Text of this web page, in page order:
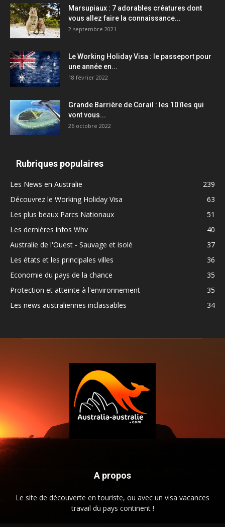
Marsupiaux : 7 adorables créatures dont
vous allez faire la connaissance...
2 septembre 2021
Le Working Holiday Visa : le passeport pour
une année en...
18 février 2022
Grande Barrière de Corail : les 10 îles qui
vont vous...
26 octobre 2022
Rubriques populaires
Les News en Australie
239
Découvrez le Working Holiday Visa
63
Les plus beaux Parcs Nationaux
51
Les dernières infos Whv
40
Australie de l'Ouest - Sauvage et isolé
37
Les états et les principales villes
36
Economie du pays de la chance
35
Protection et atteinte à l'environnement
35
Les news australiennes inclassables
34
A propos
Le site de découverte en touriste, ou avec un visa vacances
travail du pays continent !